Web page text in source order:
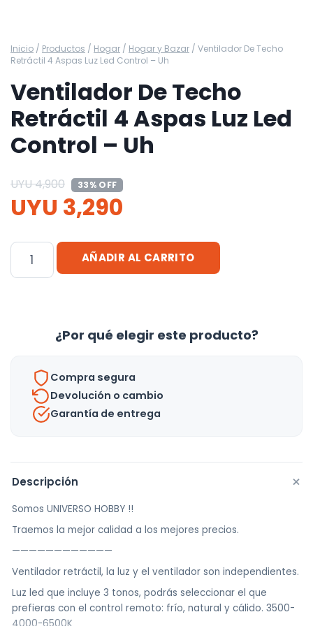
Inicio / Productos / Hogar / Hogar y Bazar / Ventilador De Techo
Retráctil 4 Aspas Luz Led Control – Uh
Ventilador De Techo
Retráctil 4 Aspas Luz Led
Control – Uh
UYU4,900 33% OFF
UYU 3,290
Ventilador
Control
AÑADIR AL CARRITO
¿Por qué elegir este producto?
Compra segura
Devolución o cambio
Garantía de entrega
Descripción +
Somos UNIVERSO HOBBY !!
Traemos la mejor calidad a los mejores precios.
————————————
Ventilador retráctil, la luz y el ventilador son independientes.
Luz led que incluye 3 tonos, podrás seleccionar el que
prefieras con el control remoto: frío, natural y cálido. 3500-
4000-6500K